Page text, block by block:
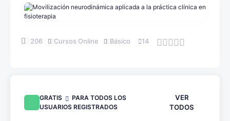
206 Cursos Online Básico 14
GRATIS
PARA TODOS LOS
USUARIOS REGISTRADOS
VER
TODOS